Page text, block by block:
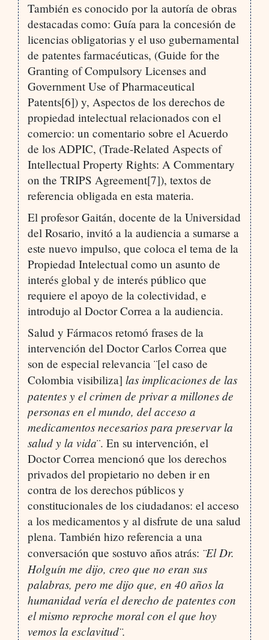
También es conocido por la autoría de obras
destacadas como: Guía para la concesión de
licencias obligatorias y el uso gubernamental
de patentes farmacéuticas, (Guide for the
Granting of Compulsory Licenses and
Government Use of Pharmaceutical
Patents[6]) y, Aspectos de los derechos de
propiedad intelectual relacionados con el
comercio: un comentario sobre el Acuerdo
de los ADPIC, (Trade-Related Aspects of
Intellectual Property Rights: A Commentary
on the TRIPS Agreement[7]), textos de
referencia obligada en esta materia.
El profesor Gaitán, docente de la Universidad
del Rosario, invitó a la audiencia a sumarse a
este nuevo impulso, que coloca el tema de la
Propiedad Intelectual como un asunto de
interés global y de interés público que
requiere el apoyo de la colectividad, e
introdujo al Doctor Correa a la audiencia.
Salud y Fármacos retomó frases de la
intervención del Doctor Carlos Correa que
son de especial relevancia ¨[el caso de
Colombia visibiliza] las implicaciones de las
patentes y el crimen de privar a millones de
personas en el mundo, del acceso a
medicamentos necesarios para preservar la
salud y la vida¨. En su intervención, el
Doctor Correa mencionó que los derechos
privados del propietario no deben ir en
contra de los derechos públicos y
constitucionales de los ciudadanos: el acceso
a los medicamentos y al disfrute de una salud
plena. También hizo referencia a una
conversación que sostuvo años atrás: ¨El Dr.
Holguín me dijo, creo que no eran sus
palabras, pero me dijo que, en 40 años la
humanidad vería el derecho de patentes con
el mismo reproche moral con el que hoy
vemos la esclavitud¨.